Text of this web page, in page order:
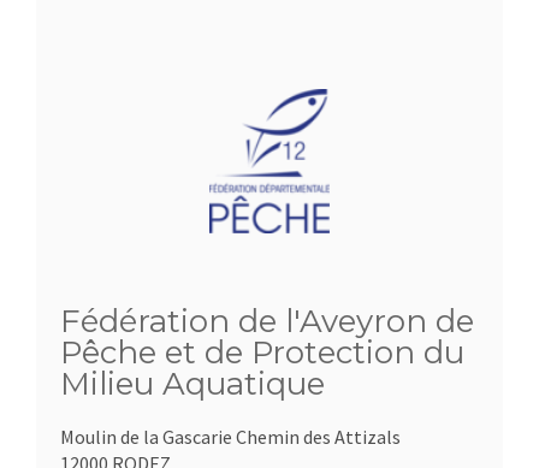
Fédération de l'Aveyron de
Pêche et de Protection du
Milieu Aquatique
Moulin de la Gascarie Chemin des Attizals
12000 RODEZ